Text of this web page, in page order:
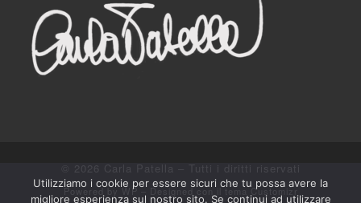
© 2026 Carla Patella – Tutti i diritti riservati
Powered byWP– Designed con iltema Customizr
Utilizziamo i cookie per essere sicuri che tu possa avere la
migliore esperienza sul nostro sito. Se continui ad utilizzare